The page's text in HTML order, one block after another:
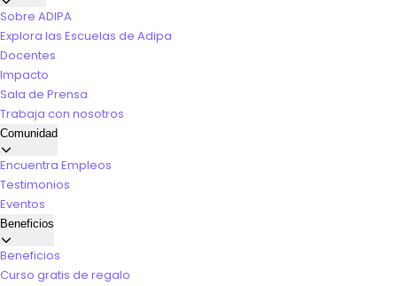
Sobre ADIPA
Explora las Escuelas de Adipa
Docentes
Impacto
Sala de Prensa
Trabaja con nosotros
Comunidad
Encuentra Empleos
Testimonios
Eventos
Beneficios
Beneficios
Curso gratis de regalo